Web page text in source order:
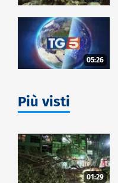
05:26
Più visti
01:29